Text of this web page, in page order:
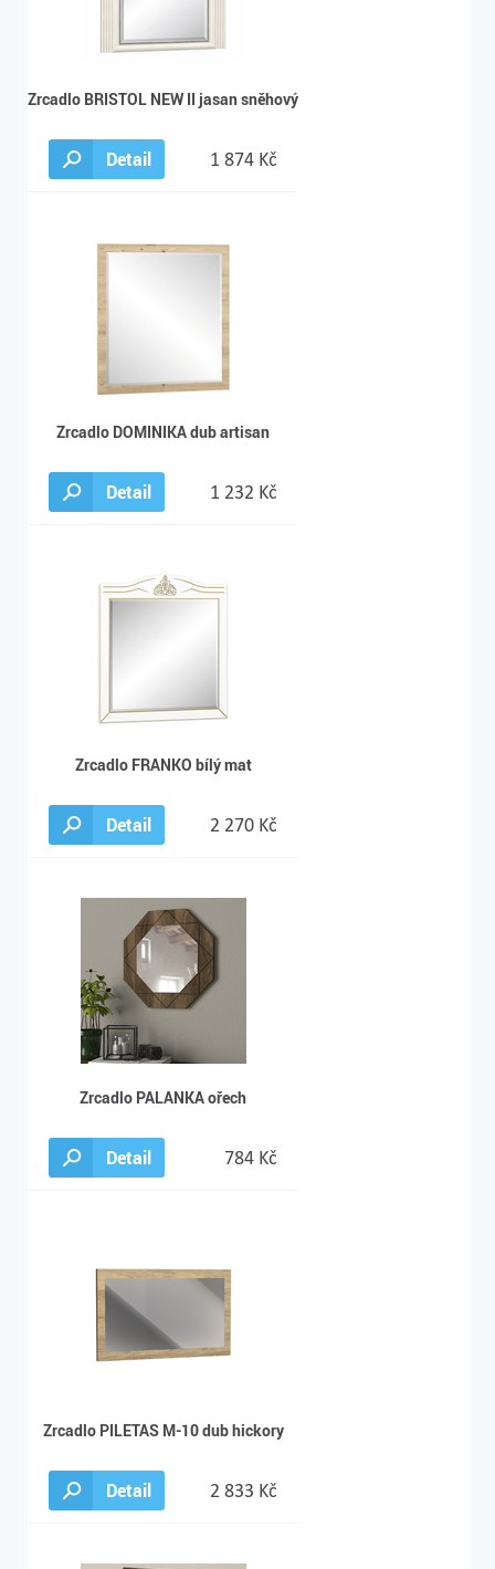
Zrcadlo BRISTOL NEW II jasan sněhový
Detail 1 874 Kč
Zrcadlo DOMINIKA dub artisan
Detail 1 232 Kč
Zrcadlo FRANKO bílý mat
Detail 2 270 Kč
Zrcadlo PALANKA ořech
Detail 784 Kč
Zrcadlo PILETAS M-10 dub hickory
Detail 2 833 Kč